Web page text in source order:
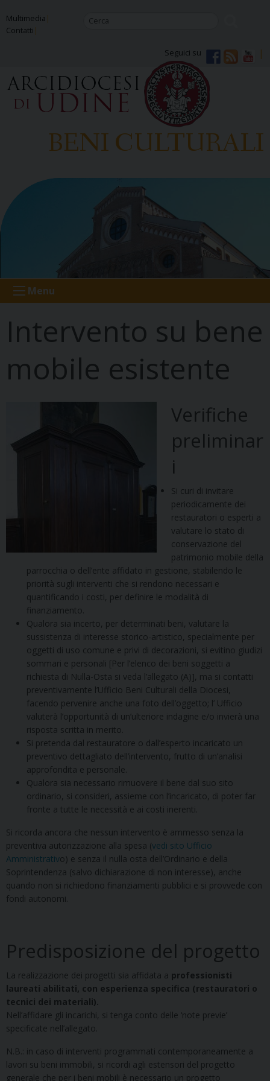
to
content
Multimedia
Contatti
Seguici su
BENI CULTURALI
Menu
Intervento su bene
mobile esistente
Verifiche
preliminar
i
Si curi di invitare
periodicamente dei
restauratori o esperti a
valutare lo stato di
conservazione del
patrimonio mobile della
parrocchia o dell’ente affidato in gestione, stabilendo le
priorità sugli interventi che si rendono necessari e
quantificando i costi, per definire le modalità di
finanziamento.
Qualora sia incerto, per determinati beni, valutare la
sussistenza di interesse storico-artistico, specialmente per
oggetti di uso comune e privi di decorazioni, si evitino giudizi
sommari e personali [Per l’elenco dei beni soggetti a
richiesta di Nulla-Osta si veda l’allegato (A)], ma si contatti
preventivamente l’Ufficio Beni Culturali della Diocesi,
facendo pervenire anche una foto dell’oggetto; l’ Ufficio
valuterà l’opportunità di un’ulteriore indagine e/o invierà una
risposta scritta in merito.
Si pretenda dal restauratore o dall’esperto incaricato un
preventivo dettagliato dell’intervento, frutto di un’analisi
approfondita e personale.
Qualora sia necessario rimuovere il bene dal suo sito
ordinario, si consideri, assieme con l’incaricato, di poter far
fronte a tutte le necessità e ai costi inerenti.
Si ricorda ancora che nessun intervento è ammesso senza la
preventiva autorizzazione alla spesa (vedi sito Ufficio
Amministrativo) e senza il nulla osta dell’Ordinario e della
Soprintendenza (salvo dichiarazione di non interesse), anche
quando non si richiedono finanziamenti pubblici e si provvede con
fondi autonomi.
Predisposizione del progetto
La realizzazione dei progetti sia affidata a professionisti
laureati abilitati, con esperienza specifica (restauratori o
tecnici dei materiali).
Nell’affidare gli incarichi, si tenga conto delle ‘note previe’
specificate nell’allegato.
N.B.: in caso di interventi programmati contemporaneamente a
lavori su beni immobili, si ricordi agli estensori del progetto
generale che per i beni mobili è necessario un progetto